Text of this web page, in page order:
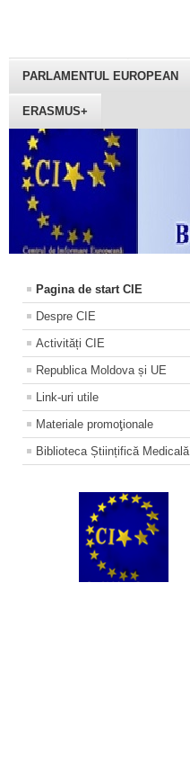
PARLAMENTUL EUROPEAN
ERASMUS+
Pagina de start CIE
Despre CIE
Activități CIE
Republica Moldova și UE
Link-uri utile
Materiale promoţionale
Biblioteca Științifică Medicală